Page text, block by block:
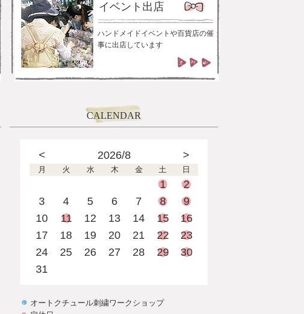
イベント出店
ハンドメイドイベントや百貨店の催
事に出店しています
CALENDAR
< 2026/8 >
月 火 水 木 金 土 日
1
2
3
4 5 6 7 8
9
10
11 12 13 14 15
16
17
18 19 20 21 22
23
24
25 26 27 28 29
30
31
オートクチュール刺繍ワークショップ